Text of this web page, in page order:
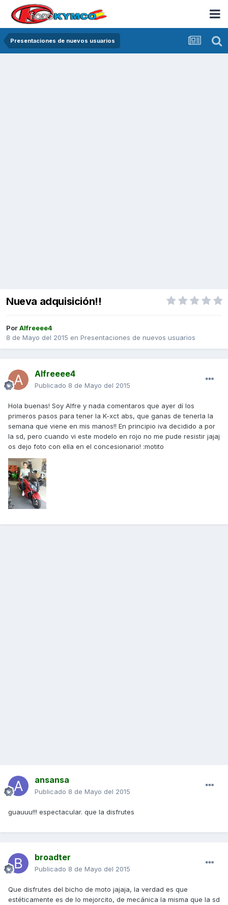
Presentaciones de nuevos usuarios
Nueva adquisición!!
PorAlfreeee4
8 de Mayo del 2015 en Presentaciones de nuevos usuarios
Alfreeee4
Publicado 8 de Mayo del 2015
Hola buenas! Soy Alfre y nada comentaros que ayer dí los
primeros pasos para tener la K-xct abs, que ganas de tenerla la
semana que viene en mis manos!! En principio iva decidido a por
la sd, pero cuando vi este modelo en rojo no me pude resistir jajaj
os dejo foto con ella en el concesionario! :motito
ansansa
Publicado 8 de Mayo del 2015
guauuu!!! espectacular. que la disfrutes
broadter
Publicado 8 de Mayo del 2015
Que disfrutes del bicho de moto jajaja, la verdad es que
estéticamente es de lo mejorcito, de mecánica la misma que la sd